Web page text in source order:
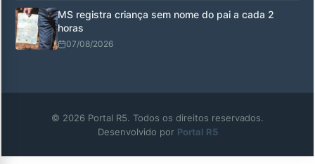
MS registra criança sem nome do pai a cada 2
horas
07/08/2026
© 2026 Portal R5. Todos os direitos reservados.
Desenvolvido por Portal R5